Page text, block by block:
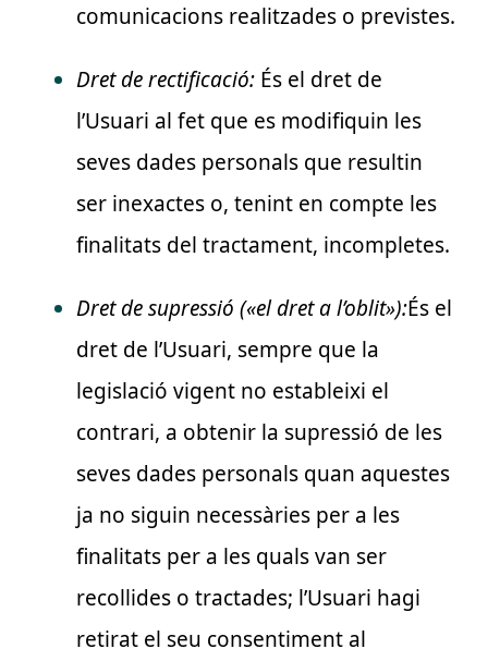
comunicacions realitzades o previstes.
Dret de rectificació: És el dret de
l’Usuari al fet que es modifiquin les
seves dades personals que resultin
ser inexactes o, tenint en compte les
finalitats del tractament, incompletes.
Dret de supressió («el dret a l’oblit»):És el
dret de l’Usuari, sempre que la
legislació vigent no estableixi el
contrari, a obtenir la supressió de les
seves dades personals quan aquestes
ja no siguin necessàries per a les
finalitats per a les quals van ser
recollides o tractades; l’Usuari hagi
retirat el seu consentiment al